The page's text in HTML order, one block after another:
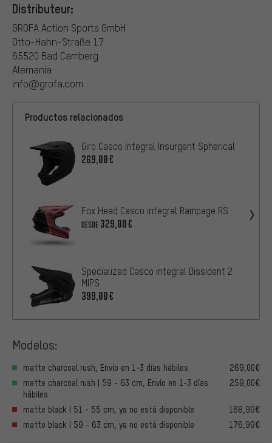
Distributeur:
GROFA Action Sports GmbH
Otto-Hahn-Straße 17
65520 Bad Camberg
Alemania
info@grofa.com
Productos relacionados
Giro Casco Integral Insurgent Spherical
269,00€
Fox Head Casco integral Rampage RS
DESDE 329,00€
Specialized Casco integral Dissident 2
MIPS
399,00€
Modelos:
matte charcoal rush, Envío en 1-3 días hábiles
269,00€
matte charcoal rush | 59 - 63 cm, Envío en 1-3 días
hábiles
259,00€
matte black | 51 - 55 cm, ya no está disponible
168,99€
matte black | 59 - 63 cm, ya no está disponible
176,99€